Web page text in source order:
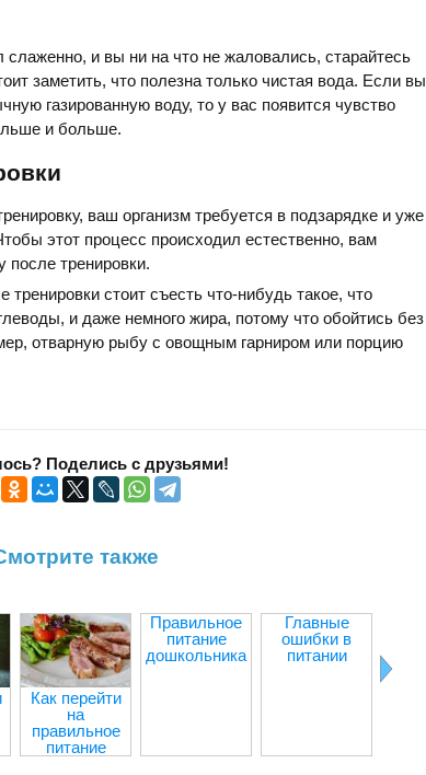
и вы ни на что не жаловались, старайтесь
заметить, что полезна только чистая вода. Если вы
газированную воду, то у вас появится чувство
и больше.
ваш организм требуется в подзарядке и уже
этот процесс происходил естественно, вам
тренировки.
стоит съесть что-нибудь такое, что
и даже немного жира, потому что обойтись без
отварную рыбу с овощным гарниром или порцию
Поделись с друзьями!
также
Как перейти
на
правильное
питание
Правильное
питание
дошкольника
Главные
ошибки в
питании